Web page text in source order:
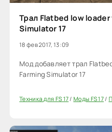
Трал Flatbed low
Simulator 17
18 фев 2017, 13:09
Мод добавляет трал
Farming Simulator 17
Техника для FS 17/Моды FS 17/